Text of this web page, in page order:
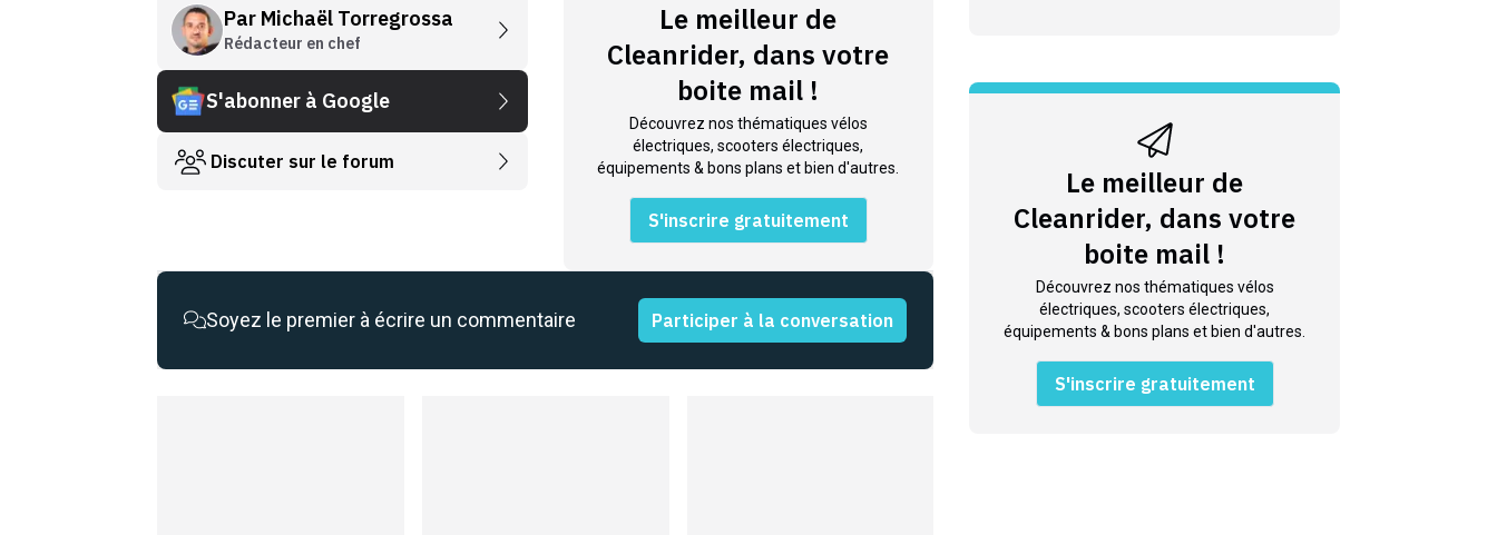
Par Michaël Torregrossa
Rédacteur en chef
S'abonner à Google
Discuter sur le forum
Le meilleur de
Cleanrider, dans votre
boite mail !
Découvrez nos thématiques vélos
électriques, scooters électriques,
équipements & bons plans et bien d'autres.
S'inscrire gratuitement
Soyez le premier à écrire un commentaire Participer à la conversation
Le meilleur de
Cleanrider, dans votre
boite mail !
Découvrez nos thématiques vélos
électriques, scooters électriques,
équipements & bons plans et bien d'autres.
S'inscrire gratuitement